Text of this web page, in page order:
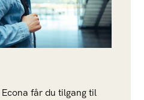
får du tilgang til